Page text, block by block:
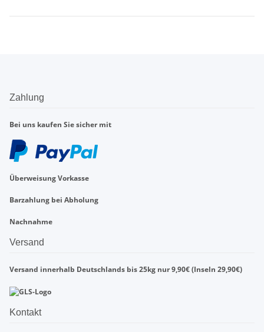
Zahlung
Bei uns kaufen Sie sicher mit
Überweisung Vorkasse
Barzahlung bei Abholung
Nachnahme
Versand
Versand innerhalb Deutschlands bis 25kg nur 9,90€ (Inseln 29,90€)
Kontakt